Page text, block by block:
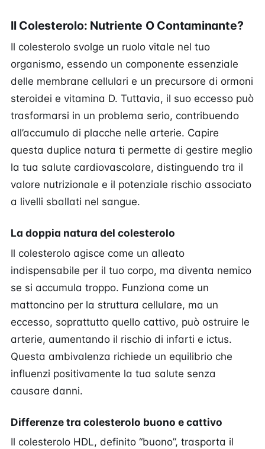
Il Colesterolo: Nutriente O Contaminante?
Il colesterolo svolge un ruolo vitale nel tuo
organismo, essendo un componente essenziale
delle membrane cellulari e un precursore di ormoni
steroidei e vitamina D. Tuttavia, il suo eccesso può
trasformarsi in un problema serio, contribuendo
all’accumulo di placche nelle arterie. Capire
questa duplice natura ti permette di gestire meglio
la tua salute cardiovascolare, distinguendo tra il
valore nutrizionale e il potenziale rischio associato
a livelli sballati nel sangue.
La doppia natura del colesterolo
Il colesterolo agisce come un alleato
indispensabile per il tuo corpo, ma diventa nemico
se si accumula troppo. Funziona come un
mattoncino per la struttura cellulare, ma un
eccesso, soprattutto quello cattivo, può ostruire le
arterie, aumentando il rischio di infarti e ictus.
Questa ambivalenza richiede un equilibrio che
influenzi positivamente la tua salute senza
causare danni.
Differenze tra colesterolo buono e cattivo
Il colesterolo HDL, definito “buono”, trasporta il